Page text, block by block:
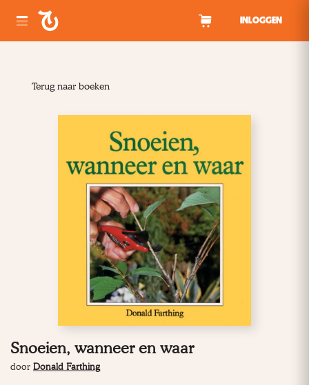
INLOGGEN
Terug naar boeken
Snoeien, wanneer en waar
door Donald Farthing